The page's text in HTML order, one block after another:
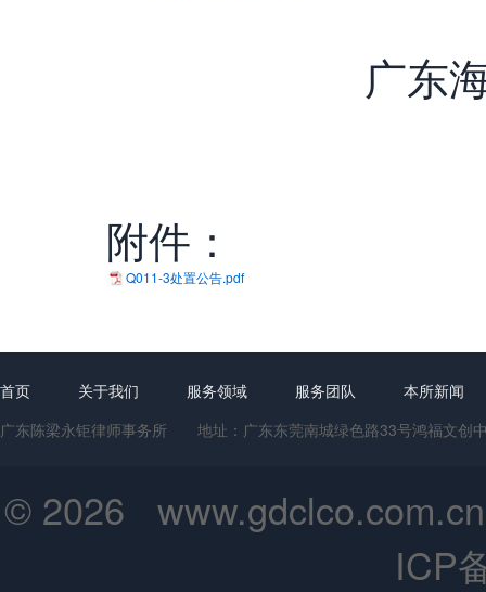
广东
附件：
Q011-3处置公告.pdf
首页 关于我们 服务领域 服务团队
本所新闻
广东陈梁永钜律师事务所 地址：广东东莞南城绿色路33号鸿福
© 2026
ICP备